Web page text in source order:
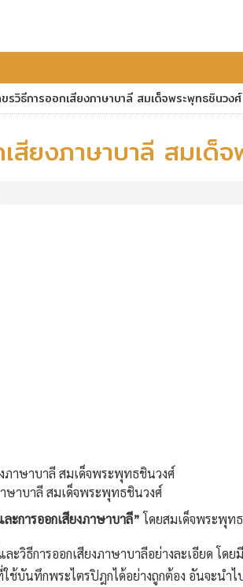
รวิธีการออกเสียงภาษาบาลี สมเด็จพระพุทธชินวงศ์
สียงภาษาบาลี สมเด็
ษาบาลี สมเด็จพระพุทธชินวงศ์
ะการออกเสียงภาษาบาลี” โดยสมเด็จพระพุท
วิธีการออกเสียงภาษาบาลีอย่างละเอียด โด
ช้บันทึกพระไตรปิฎกได้อย่างถูกต้อง อันจะนำไ